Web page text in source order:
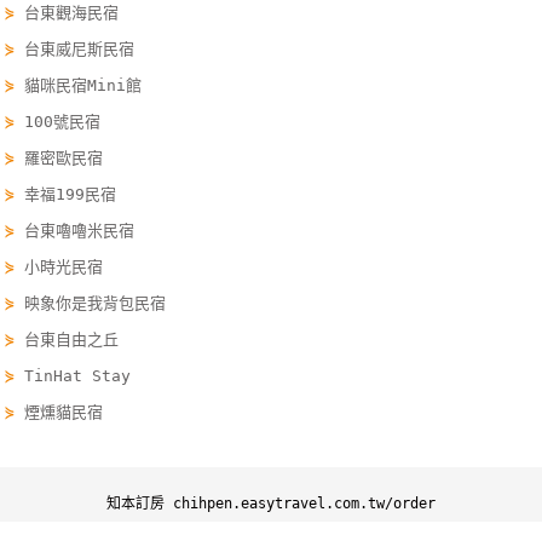
Line
線
客
服
利
查
詢
訂
房
⋟ 台東觀海民宿
⋟ 台東威尼斯民宿
⋟貓咪民宿Mini館
⋟ 100號民宿
⋟ 羅密歐民宿
⋟幸福199民宿
⋟ 台東嚕嚕米民宿
⋟小時光民宿
⋟
映象你是我背包民宿
⋟ 台東自由之丘
⋟TinHat Stay
⋟煙燻貓民宿
知本訂房 chihpen.easytravel.com.tw/order